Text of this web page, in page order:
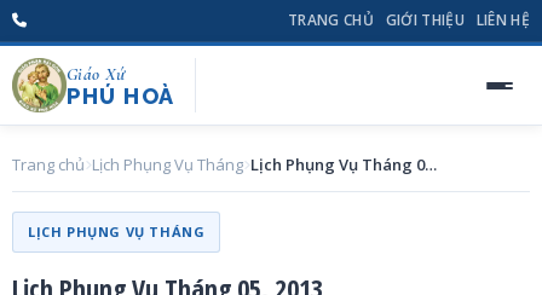
TRANG CHỦ GIỚI THIỆU LIÊN HỆ
Giáo Xứ
PHÚ HOÀ
Trang chủ Lịch Phụng Vụ Tháng Lịch Phụng Vụ Tháng 05. 2013
LỊCH PHỤNG VỤ THÁNG
Lịch Phụng Vụ Tháng 05. 2013